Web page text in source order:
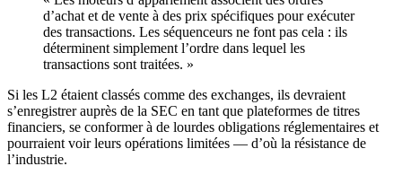
d’achat et de vente à des prix spécifiques pour exécuter
des transactions. Les séquenceurs ne font pas cela : ils
déterminent simplement l’ordre dans lequel les
transactions sont traitées. »
Si les L2 étaient classés comme des exchanges, ils devraient
s’enregistrer auprès de la SEC en tant que plateformes de titres
financiers, se conformer à de lourdes obligations réglementaires et
pourraient voir leurs opérations limitées — d’où la résistance de
l’industrie.